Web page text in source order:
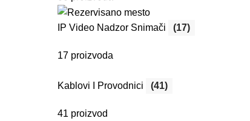
IP Video Nadzor Snimači (17)
17 proizvoda
Kablovi I Provodnici (41)
41 proizvod